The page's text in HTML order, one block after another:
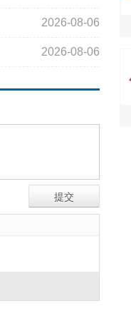
2026-08-06
2026-08-06